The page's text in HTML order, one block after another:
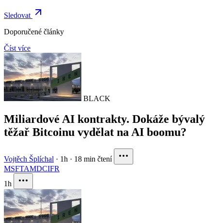
Sledovat
Doporučené články
Číst více
BLACK
Miliardové AI kontrakty. Dokáže bývalý
těžař Bitcoinu vydělat na AI boomu?
Vojtěch Šplíchal · 1h · 18 min čtení
MSFTAMDCIFR
1h